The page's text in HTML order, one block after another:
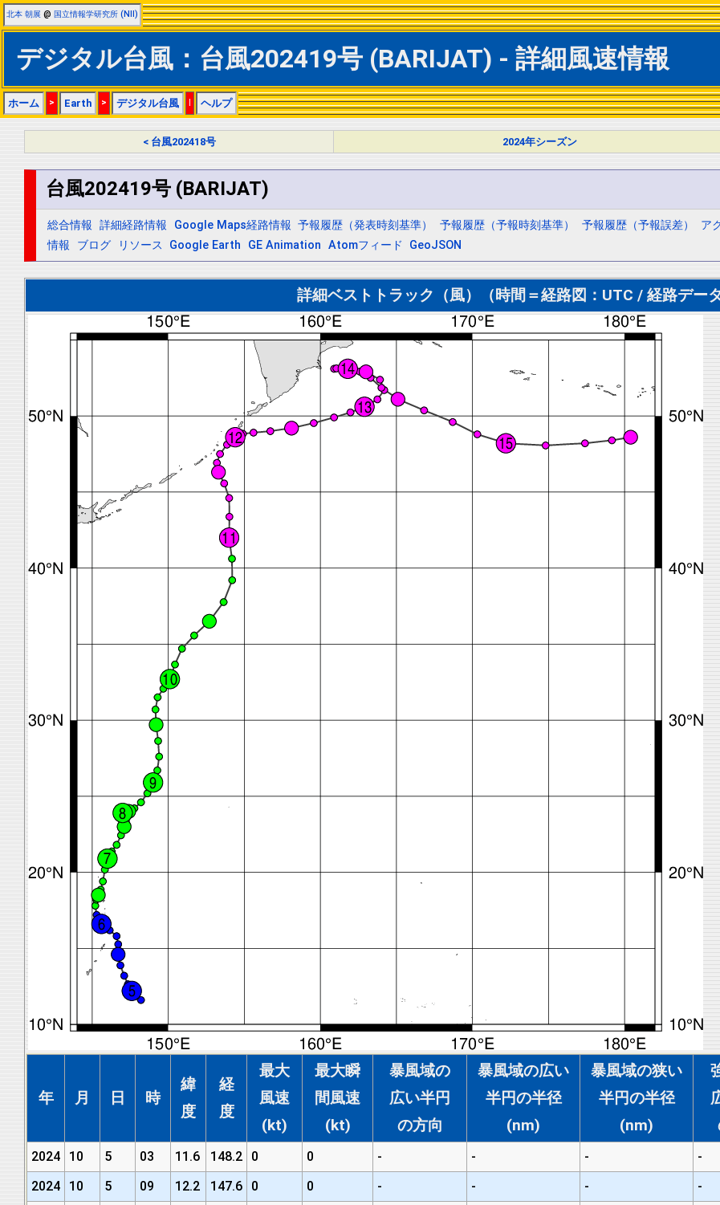
北本 朝展 @ 国立情報学研究所 (NII)
デジタル台風：台風202419号 (BARIJAT) - 詳細風速情報
ホーム > Earth > デジタル台風 | ヘルプ
< 台風202418号 2024年シーズン
台風202419号 (BARIJAT)
総合情報 詳細経路情報 Google Maps経路情報 予報履歴（発表時刻基準） 予報履歴（予報時刻基準） 予報履歴（予報誤差） ア
情報
ブログ リソース Google Earth GE Animation Atomフィード GeoJSON
詳細ベストトラック（風）（時間＝経路図：UTC / 経路デー
年 月 日 時
緯
度
経
度
最大
風速
(kt)
最大瞬
間風速
(kt)
暴風域の
広い半円
の方向
暴風域の広い
半円の半径
(nm)
暴風域の狭い
半円の半径
(nm)
2024 10 5 03 11.6 148.2 0 0 - - - -
2024
10 5 09 12.2 147.6 0 0 - - - -